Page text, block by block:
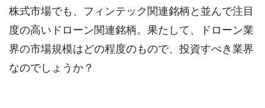
株式市場でも、フィンテック関連銘柄と並んで注目
度の高いドローン関連銘柄。果たして、ドローン業
界の市場規模はどの程度のもので、投資すべき業界
なのでしょうか？